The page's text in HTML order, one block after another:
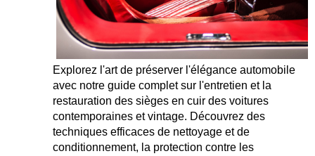
Explorez l'art de préserver l'élégance automobile
avec notre guide complet sur l'entretien et la
restauration des sièges en cuir des voitures
contemporaines et vintage. Découvrez des
techniques efficaces de nettoyage et de
conditionnement, la protection contre les